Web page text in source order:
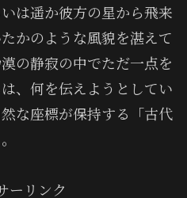
は遥か彼方の星から飛来
かのような風貌を湛えて
の静寂の中でただ一点を
、何を伝えようとしてい
な座標が保持する「古代
ーリンク